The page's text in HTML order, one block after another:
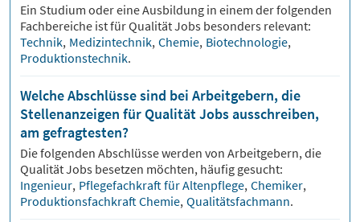
Ein Studium oder eine Ausbildung in einem der folgenden
Fachbereiche ist fürQualitätJobs besonders relevant:
Technik, Medizintechnik, Chemie, Biotechnologie,
Produktionstechnik.
Welche Abschlüsse sind bei Arbeitgebern, die
Stellenanzeigen für Qualität Jobs ausschreiben,
am gefragtesten?
Die folgenden Abschlüsse werden von Arbeitgebern, die
QualitätJobs besetzen möchten, häufig gesucht:
Ingenieur, Pflegefachkraft für Altenpflege, Chemiker,
Produktionsfachkraft Chemie, Qualitätsfachmann.